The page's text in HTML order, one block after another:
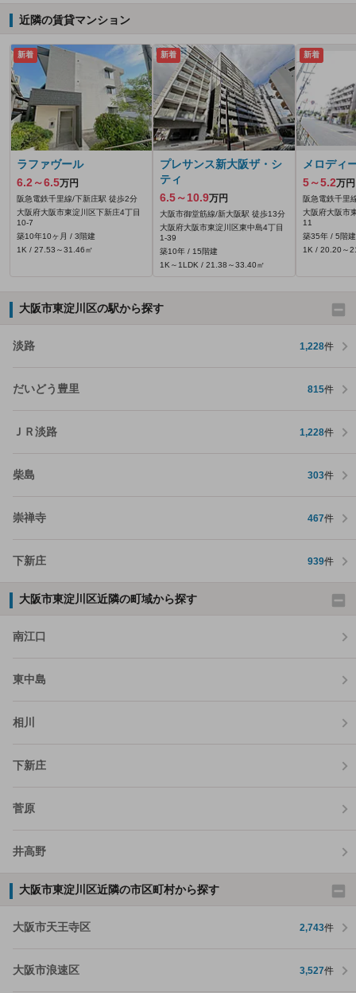
近隣の賃貸マンション
新着
ラファヴール
6.2～6.5万円
阪急電鉄千里線/下新庄駅 徒歩2分
大阪府大阪市東淀川区下新庄4丁目
10-7
築10年10ヶ月 / 3階建
1K / 27.53～31.46㎡
新着
プレサンス新大阪ザ・シ
ティ
6.5～10.9万円
大阪市御堂筋線/新大阪駅 徒歩13分
大阪府大阪市東淀川区東中島4丁目
1-39
築10年 / 15階建
1K～1LDK / 21.38～33.40㎡
新着
メロディ
5～5.2万円
阪急電鉄千里
大阪府大阪市
11
築35年 / 5階建
1K / 20.20～
大阪市東淀川区の駅から探す
淡路 1,228件
だいどう豊里 815件
ＪＲ淡路 1,228件
柴島 303件
崇禅寺 467件
下新庄 939件
大阪市東淀川区近隣の町域から探す
南江口
東中島
相川
下新庄
菅原
井高野
大阪市東淀川区近隣の市区町村から探す
大阪市天王寺区 2,743件
大阪市浪速区 3,527件